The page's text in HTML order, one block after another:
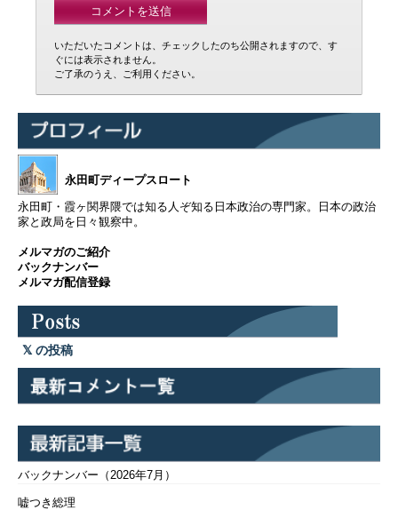
いただいたコメントは、チェックしたのち公開されますので、す
ぐには表示されません。
ご了承のうえ、ご利用ください。
永田町ディープスロート
永田町・霞ヶ関界隈では知る人ぞ知る日本政治の専門家。日本の政治
家と政局を日々観察中。
メルマガのご紹介
バックナンバー
メルマガ配信登録
の投稿
バックナンバー（2026年7月）
嘘つき総理